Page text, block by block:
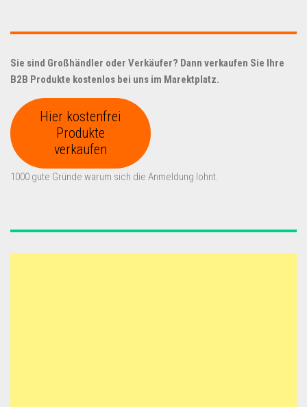
Sie sind Großhändler oder Verkäufer? Dann verkaufen Sie Ihre
B2B Produkte kostenlos bei uns im Marektplatz.
Hier kostenfrei
Produkte
verkaufen
1000 gute Gründe warum sich die Anmeldung lohnt.